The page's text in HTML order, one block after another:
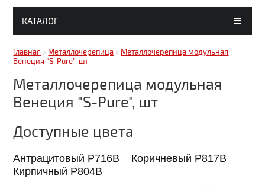
ГЛАВНАЯ
СТАТЬИ
ГАЛЕРЕЯ
ДОСТАВКА И ОПЛАТА
КАТАЛОГ
Гипсокартон, комплектующие
Металлочерепица
Битумные кровельные материалы
Главная » Металлочерепица » Металлочерепица модульная
Венеция "S-Pure", шт
Металлочерепица модульная
Венеция "S-Pure", шт
Доступные цвета
Антрацитовый P716B Коричневый P817B
Кирпичный P804B